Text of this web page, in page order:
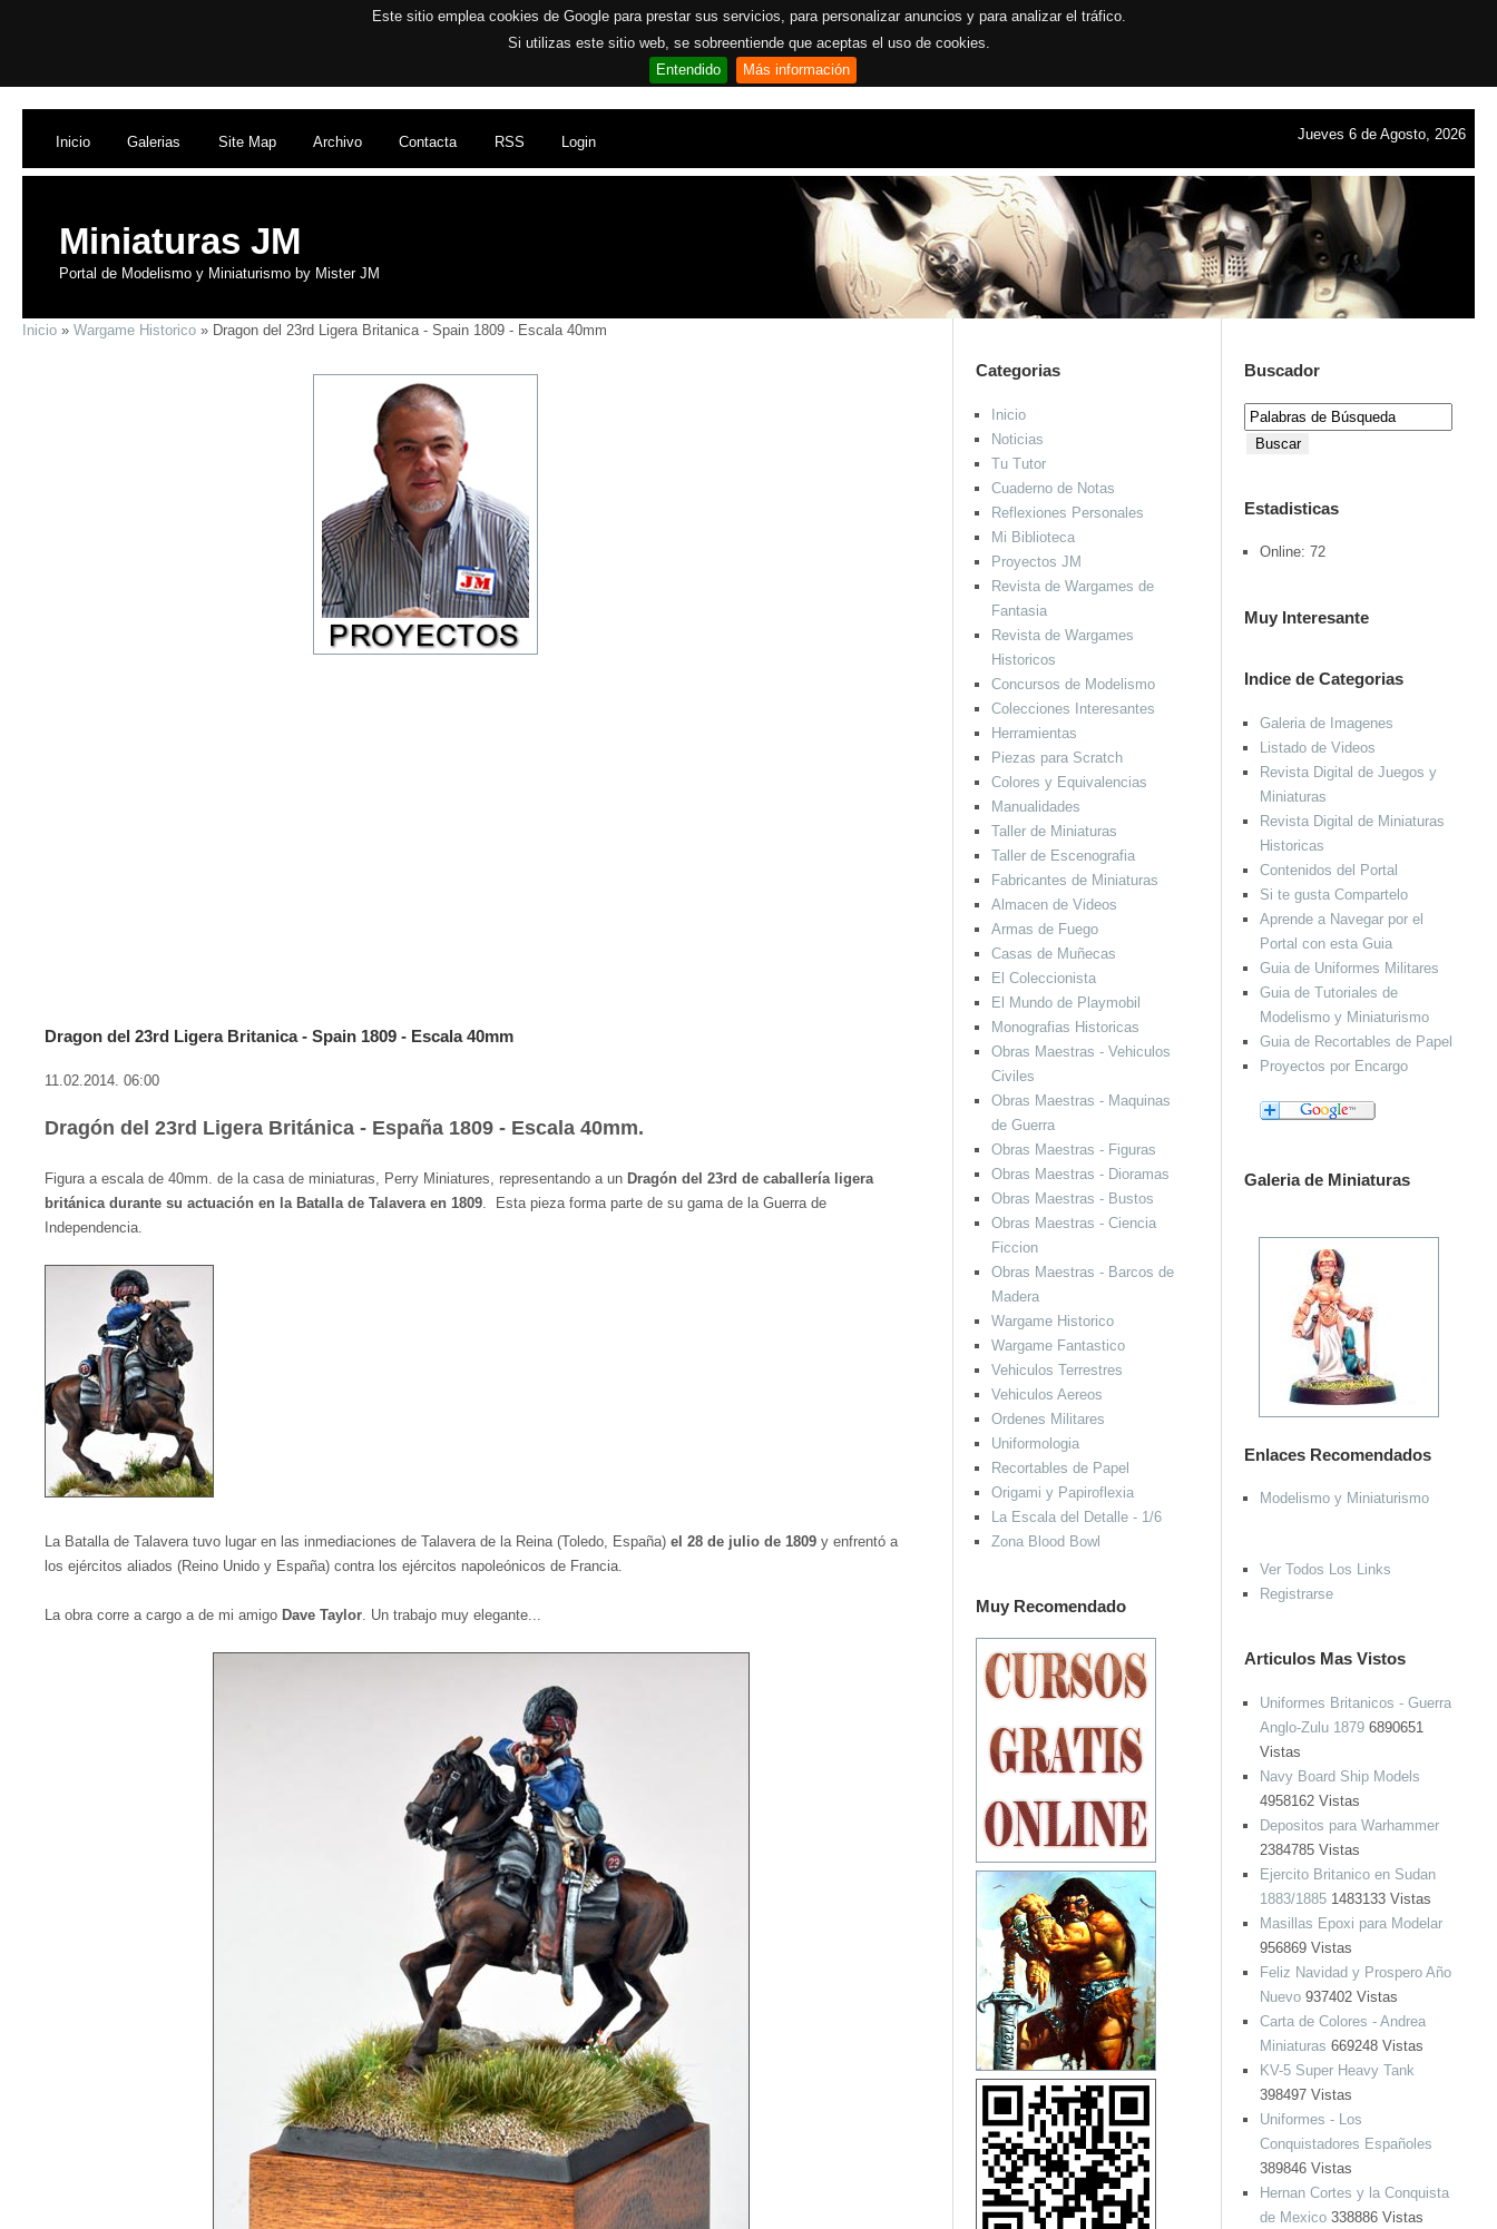
Este sitio emplea cookies de Google para prestar sus servicios, para personalizar anuncios y para analizar el tráfico.
Si utilizas este sitio web, se sobreentiende que aceptas el uso de cookies.
Entendido
Más información
Inicio Galerias Site Map Archivo Contacta RSS Login Jueves 6 de Agosto, 2026
Miniaturas JM
Portal de Modelismo y Miniaturismo by Mister JM
Inicio » Wargame Historico » Dragon del 23rd Ligera Britanica - Spain 1809 - Escala 40mm
Dragon del 23rd Ligera Britanica - Spain 1809 - Escala 40mm
11.02.2014. 06:00
Dragón del 23rd Ligera Británica - España 1809 - Escala 40mm.
Figura a escala de 40mm. de la casa de miniaturas, Perry Miniatures, representando a un Dragón del 23rd de caballería ligera
británica durante su actuación en la Batalla de Talavera en 1809 . Esta pieza forma parte de su gama de la Guerra de
Independencia.
La Batalla de Talavera tuvo lugar en las inmediaciones de Talavera de la Reina (Toledo, España) el 28 de julio de 1809 y enfrentó a
los ejércitos aliados (Reino Unido y España) contra los ejércitos napoleónicos de Francia.
La obra corre a cargo a de mi amigo Dave Taylor . Un trabajo muy elegante...
Buscador
Estadisticas
Online: 72
Muy Interesante
Indice de Categorias
Galeria de Imagenes
Listado de Videos
Revista Digital de Juegos y
Miniaturas
Revista Digital de Miniaturas
Historicas
Contenidos del Portal
Si te gusta Compartelo
Aprende a Navegar por el
Portal con esta Guia
Guia de Uniformes Militares
Guia de Tutoriales de
Modelismo y Miniaturismo
Guia de Recortables de Papel
Proyectos por Encargo
Galeria de Miniaturas
Enlaces Recomendados
Modelismo y Miniaturismo
Ver Todos Los Links
Registrarse
Articulos Mas Vistos
Uniformes Britanicos - Guerra
Anglo-Zulu 18796890651
Vistas
Navy Board Ship Models
4958162 Vistas
Depositos para Warhammer
2384785 Vistas
Ejercito Britanico en Sudan
1883/18851483133 Vistas
Masillas Epoxi para Modelar
956869 Vistas
Feliz Navidad y Prospero Año
Nuevo937402 Vistas
Carta de Colores - Andrea
Miniaturas 669248 Vistas
KV-5 Super Heavy Tank
398497 Vistas
Uniformes - Los
Conquistadores Españoles
389846 Vistas
Hernan Cortes y la Conquista
de Mexico338886 Vistas
Categorias
Inicio
Noticias
Tu Tutor
Cuaderno de Notas
Reflexiones Personales
Mi Biblioteca
Proyectos JM
Revista de Wargames de
Fantasia
Revista de Wargames
Historicos
Concursos de Modelismo
Colecciones Interesantes
Herramientas
Piezas para Scratch
Colores y Equivalencias
Manualidades
Taller de Miniaturas
Taller de Escenografia
Fabricantes de Miniaturas
Almacen de Videos
Armas de Fuego
Casas de Muñecas
El Coleccionista
El Mundo de Playmobil
Monografias Historicas
Obras Maestras - Vehiculos
Civiles
Obras Maestras - Maquinas
de Guerra
Obras Maestras - Figuras
Obras Maestras - Dioramas
Obras Maestras - Bustos
Obras Maestras - Ciencia
Ficcion
Obras Maestras - Barcos de
Madera
Wargame Historico
Wargame Fantastico
Vehiculos Terrestres
Vehiculos Aereos
Ordenes Militares
Uniformologia
Recortables de Papel
Origami y Papiroflexia
La Escala del Detalle - 1/6
Zona Blood Bowl
Muy Recomendado